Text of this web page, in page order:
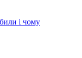
і чому